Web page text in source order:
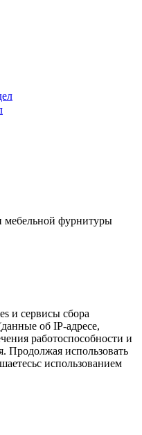
фурнитуры
и сервисы сбора
об IP-адресе,
работоспособности и
Продолжая использовать
использованием